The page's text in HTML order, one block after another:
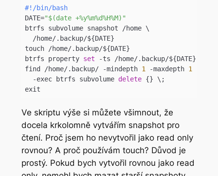
#!/bin/bash
DATE="$(date +%y%m%d%H%M)"
btrfs subvolume snapshot /home \
  /home/.backup/${DATE}
touch /home/.backup/${DATE}
btrfs property set -ts /home/.backup/${DATE} ro
find /home/.backup/ -mindepth 1 -maxdepth 1 -type
  -exec btrfs subvolume
delete {} \;
exit
Ve skriptu výše si můžete všimnout, že
docela krkolomně vytvářím snapshot pro
čtení. Proč jsem ho nevytvořil jako read only
rovnou? A proč používám touch? Důvod je
prostý. Pokud bych vytvořil rovnou jako read